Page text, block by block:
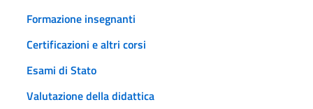
Formazione insegnanti
Certificazioni e altri corsi
Esami di Stato
Valutazione della didattica